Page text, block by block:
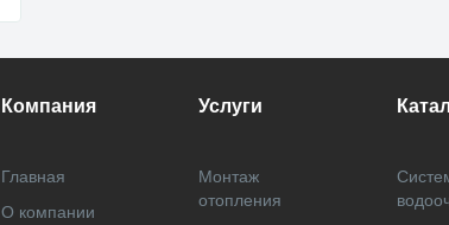
Компания
Главная
О компании
Услуги
Монтаж
отопления